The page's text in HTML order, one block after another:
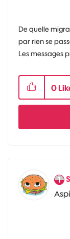
De quelle
par rien se
Les messages
0